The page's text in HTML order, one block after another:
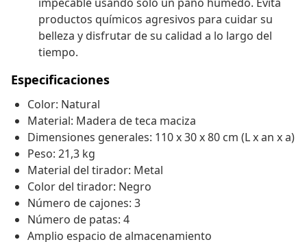
productos químicos agresivos para cuidar su
belleza y disfrutar de su calidad a lo largo del
tiempo.
Especificaciones
Color: Natural
Material: Madera de teca maciza
Dimensiones generales: 110 x 30 x 80 cm (L x an x a)
Peso: 21,3 kg
Material del tirador: Metal
Color del tirador: Negro
Número de cajones: 3
Número de patas: 4
Amplio espacio de almacenamiento